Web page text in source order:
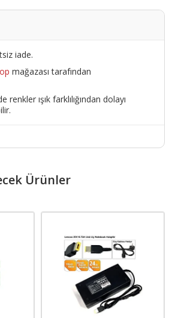
iade.
mağazası tarafından
ışık farklılığından dolayı
Ürünler